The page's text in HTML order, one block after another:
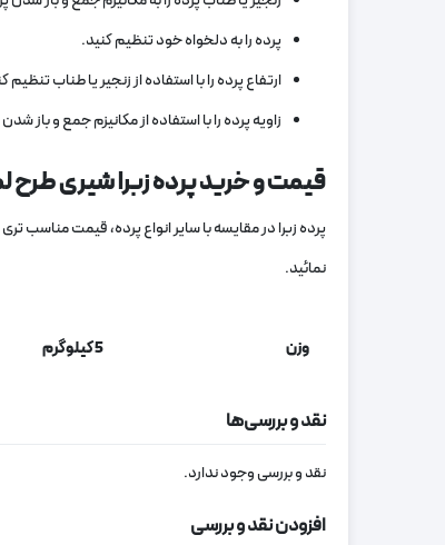
پرده را به دلخواه خود تنظیم کنید.
ارتفاع پرده را با استفاده از زنجیر یا طناب تنظیم
زاویه پرده را با استفاده از مکانیزم جمع و باز
قیمت و خرید پرده زبرا شیری طرح
پرده زبرا در مقایسه با سایر انواع پرده، قیمت مناسب‌
نمائید.
وزن 5 کیلوگرم
نقد و بررسی‌ها
نقد و بررسی وجود ندارد.
افزودن نقد و بررسی